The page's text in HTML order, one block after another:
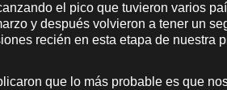
el pico que tuvieron varios
y después volvieron a tener un
recién en esta etapa de nuestra
que lo más probable es que